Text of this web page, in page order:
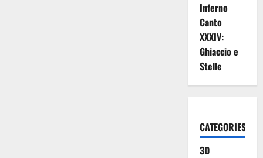
Inferno
Canto
XXXIV:
Ghiaccio e
Stelle
CATEGORIES
3D